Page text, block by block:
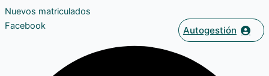
Nuevos matriculados
Autogestión
Facebook